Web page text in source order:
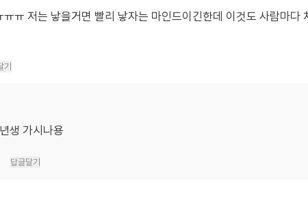
ㅠ 저는 낳을거면 빨리 낳자는 마인드이긴한데 이것도 사람마다
기
생 가시나용
답글달기